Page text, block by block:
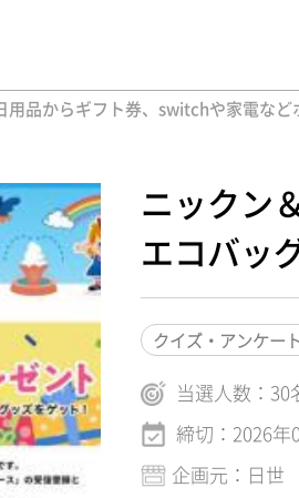
品からギフト券、switchや家電な
ニックン
エコバッ
クイズ・アンケート
当選人数：30
締切：2026年
企画元：日世